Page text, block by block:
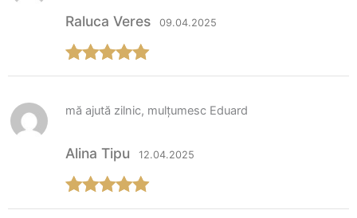
Evaluat la5
Raluca Veres 09.04.2025
Evaluat la5
Alina Tipu 12.04.2025
mă ajută zilnic, mulțumesc Eduard